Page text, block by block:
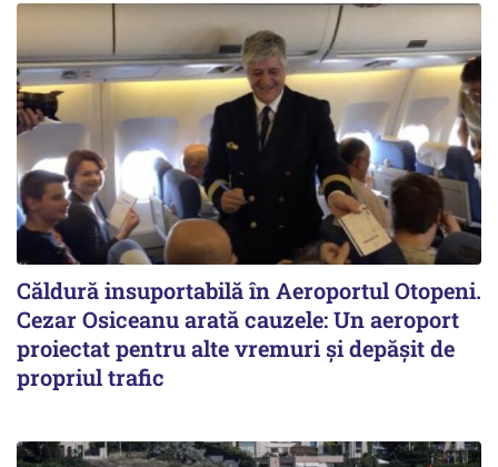
Căldură insuportabilă în Aeroportul Otopeni.
Cezar Osiceanu arată cauzele: Un aeroport
proiectat pentru alte vremuri și depășit de
propriul trafic